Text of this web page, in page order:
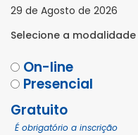
29 de Agosto de 2026
Selecione a modalidade
On-line
Presencial
Gratuito
É obrigatório a inscrição